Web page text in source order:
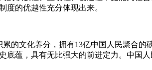
度的优越性充分体现出来。
的文化养分，拥有13亿中国人民聚合的
底蕴，具有无比强大的前进定力。中国人